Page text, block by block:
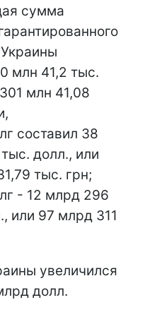
сумма
млн 41,2 тыс.
млн 41,08
составил 38
долл., или
тыс. грн;
- 12 млрд 296
или 97 млрд 311
увеличился
долл.